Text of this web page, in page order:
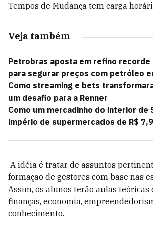
Tempos de Mudança tem carga
Veja também
Petrobras aposta em refino recorde
para segurar preços com petróleo
Como streaming e bets
um desafio para a Renner
Como um mercadinho do interior de
império de supermercados de R$
A idéia é tratar de assuntos
formação de gestores com base nas
Assim, os alunos terão aulas teóricas
finanças, economia,
conhecimento.